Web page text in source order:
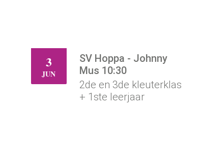
DO
3
JUN
SV Hoppa - Johnny
Mus 10:30
2de en 3de kleuterklas
+ 1ste leerjaar